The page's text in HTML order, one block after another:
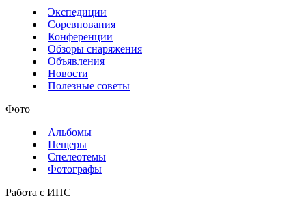
Экспедиции
Соревнования
Конференции
Обзоры снаряжения
Объявления
Новости
Полезные советы
Фото
Альбомы
Пещеры
Спелеотемы
Фотографы
Работа с ИПС